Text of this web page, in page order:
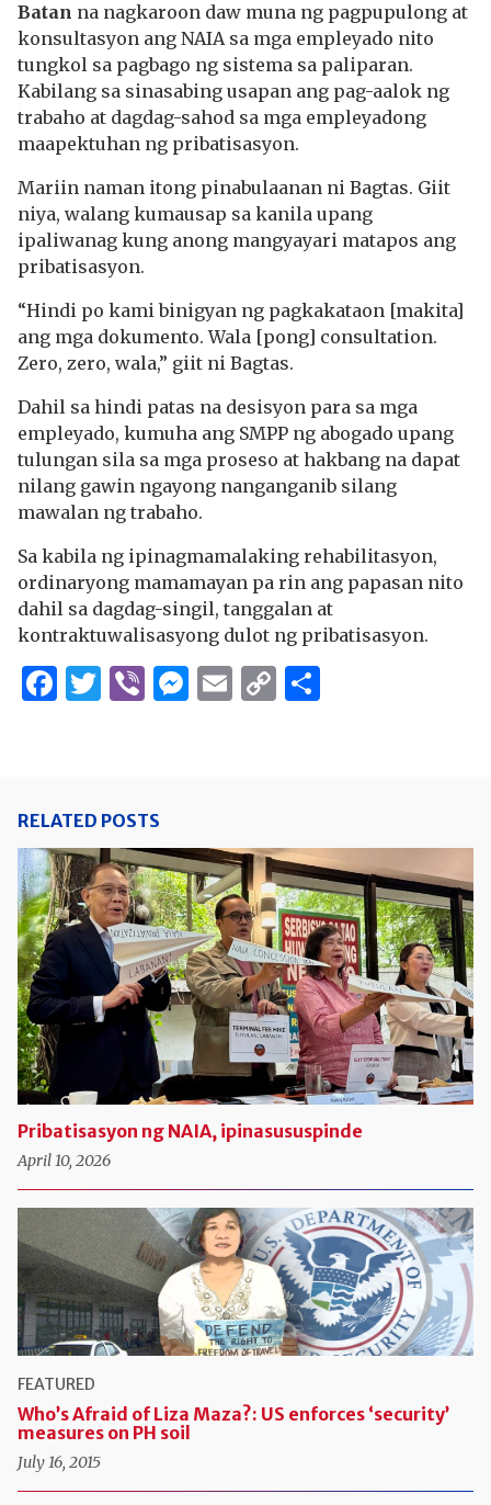
Batan na nagkaroon daw muna ng pagpupulong at
konsultasyon ang NAIA sa mga empleyado nito
tungkol sa pagbago ng sistema sa paliparan.
Kabilang sa sinasabing usapan ang pag-aalok ng
trabaho at dagdag-sahod sa mga empleyadong
maapektuhan ng pribatisasyon.
Mariin naman itong pinabulaanan ni Bagtas. Giit
niya, walang kumausap sa kanila upang
ipaliwanag kung anong mangyayari matapos ang
pribatisasyon.
“Hindi po kami binigyan ng pagkakataon [makita]
ang mga dokumento. Wala [pong] consultation.
Zero, zero, wala,” giit ni Bagtas.
Dahil sa hindi patas na desisyon para sa mga
empleyado, kumuha ang SMPP ng abogado upang
tulungan sila sa mga proseso at hakbang na dapat
nilang gawin ngayong nanganganib silang
mawalan ng trabaho.
Sa kabila ng ipinagmamalaking rehabilitasyon,
ordinaryong mamamayan pa rin ang papasan nito
dahil sa dagdag-singil, tanggalan at
kontraktuwalisasyong dulot ng pribatisasyon.
Facebook
Twitter
ViberMessenger
Email
Copy
RELATED POSTS
Pribatisasyon ng NAIA, ipinasususpinde
April 10, 2026
FEATURED
Who’s Afraid of Liza Maza?: US enforces ‘security’
measures on PH soil
July 16, 2015